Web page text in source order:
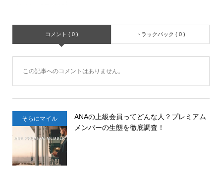
コメント ( 0 ) トラックバック ( 0 )
この記事へのコメントはありません。
そらにマイル
ANAの上級会員ってどんな人？プレミアム
メンバーの生態を徹底調査！